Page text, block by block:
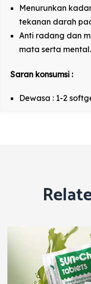
Menurunkan
tekanan darah
Anti radang dan
mata serta mental.
Saran konsumsi :
Dewasa : 1-2